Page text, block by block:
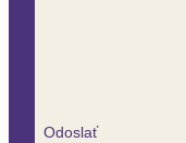
Odoslať